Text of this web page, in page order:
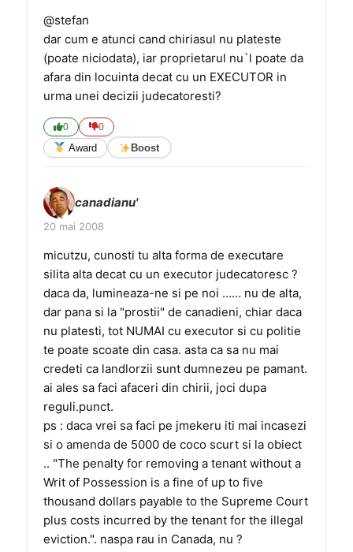
@stefan
dar cum e atunci cand chiriasul nu plateste
(poate niciodata), iar proprietarul nu`l poate da
afara din locuinta decat cu un EXECUTOR in
urma unei decizii judecatoresti?
0 0
Award Boost
canadianu'
20 mai 2008
micutzu, cunosti tu alta forma de executare
silita alta decat cu un executor judecatoresc ?
daca da, lumineaza-ne si pe noi …… nu de alta,
dar pana si la "prostii" de canadieni, chiar daca
nu platesti, tot NUMAI cu executor si cu politie
te poate scoate din casa. asta ca sa nu mai
credeti ca landlorzii sunt dumnezeu pe pamant.
ai ales sa faci afaceri din chirii, joci dupa
reguli.punct.
ps : daca vrei sa faci pe jmekeru iti mai incasezi
si o amenda de 5000 de coco scurt si la obiect
.. "The penalty for removing a tenant without a
Writ of Possession is a fine of up to five
thousand dollars payable to the Supreme Court
plus costs incurred by the tenant for the illegal
eviction.". naspa rau in Canada, nu ?